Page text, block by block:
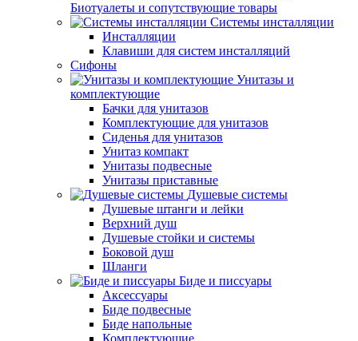
Биотуалеты и сопутствующие товары
Системы инсталляции
Инсталляции
Клавиши для систем инсталляций
Сифоны
Унитазы и
комплектующие
Бачки для унитазов
Комплектующие для унитазов
Сиденья для унитазов
Унитаз компакт
Унитазы подвесные
Унитазы приставные
Душевые системы
Душевые штанги и лейки
Верхний душ
Душевые стойки и системы
Боковой душ
Шланги
Биде и писсуары
Аксессуары
Биде подвесные
Биде напольные
Комплектующие